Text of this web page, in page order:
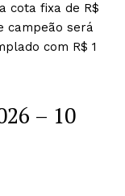
cota fixa de R$
campeão será
com R$ 1
– 10